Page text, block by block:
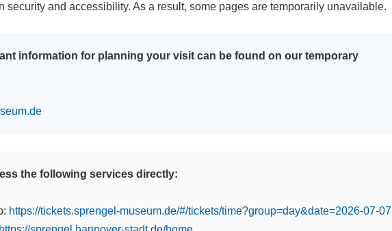
security and accessibility. As a result, some pages are temporarily unavailable.
information for planning your visit can be found on our temporary
the following services directly:
https://tickets.sprengel-museum.de/#/tickets/time?group=day&date=2026-07-07